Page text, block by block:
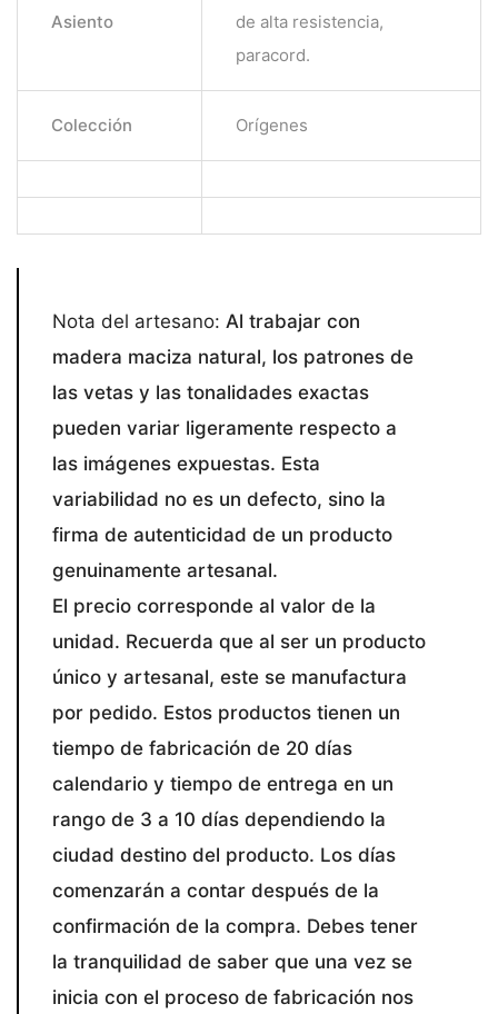
Asiento
de alta resistencia,
paracord.
Colección Orígenes
Nota del artesano: Al trabajar con
madera maciza natural, los patrones de
las vetas y las tonalidades exactas
pueden variar ligeramente respecto a
las imágenes expuestas. Esta
variabilidad no es un defecto, sino la
firma de autenticidad de un producto
genuinamente artesanal.
El precio corresponde al valor de la
unidad. Recuerda que al ser un producto
único y artesanal, este se manufactura
por pedido. Estos productos tienen un
tiempo de fabricación de 20 días
calendario y tiempo de entrega en un
rango de 3 a 10 días dependiendo la
ciudad destino del producto. Los días
comenzarán a contar después de la
confirmación de la compra. Debes tener
la tranquilidad de saber que una vez se
inicia con el proceso de fabricación nos